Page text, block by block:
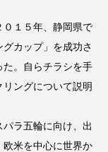
１５年、静岡県で
カップ」を成功さ
。自らチラシを手
ングについて説明
ラ五輪に向け、出
米を中心に世界か